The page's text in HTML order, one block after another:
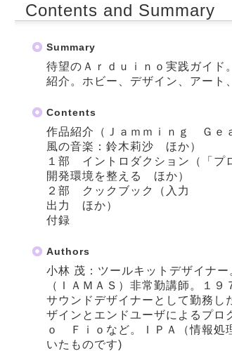
Contents and Summary
Summary
待望のＡｒｄｕｉｎｏ実践ガイド
紹介。ホビー、デザイン、アート
Contents
作品紹介（Ｊａｍｍｉｎｇ Ｇｅ
風の音楽：鈴木莉沙 ほか）
１部 イントロダクション（「プ
開発環境を整える ほか）
２部 クックブック（入力
出力 ほか）
付録
Authors
小林 茂：ツールキットデザイナ
（ＩＡＭＡＳ）非常勤講師。１
サウンドデザイナーとして勤務し
ザインとエンドユーザによるプロ
ｏ Ｆｉｏなど。ＩＰＡ（情報処
いたものです)